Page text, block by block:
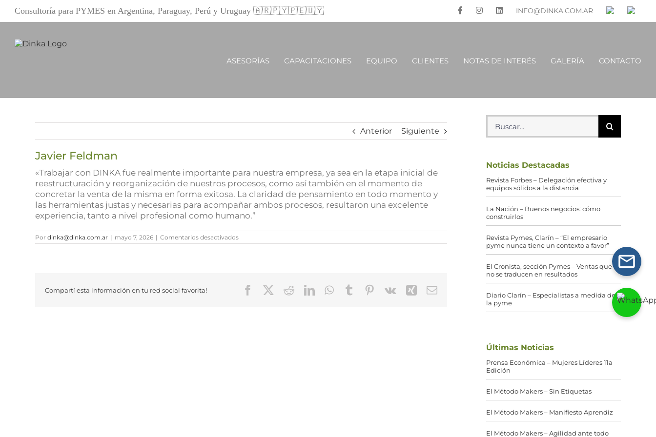
contenido
Consultoría para PYMES en Argentina, Paraguay, Perú y Uruguay 🇦🇷🇵🇾🇵🇪🇺🇾 INFO@DINKA.COM.AR
ASESORÍAS CAPACITACIONES EQUIPO CLIENTES NOTAS DE INTERÉS GALERÍA CONTACTO
Anterior Siguiente
Javier Feldman
«Trabajar con DINKA fue realmente importante para nuestra empresa, ya sea en la etapa inicial de
reestructuración y reorganización de nuestros procesos, como así también en el momento de
concretar la venta de la misma en forma exitosa. La claridad de pensamiento en todo momento y
las herramientas justas y necesarias para acompañar ambos procesos, resultaron una excelente
experiencia, tanto a nivel profesional como humano.”
Por dinka@dinka.com.ar | mayo 7, 2026 | Comentarios desactivadosen
Javier
Compartí esta información en tu red social favorita! FacebookRedditLinkedInWhatsApp
TumblrPinterest
Vk XingCorreo
Buscar:
Noticias Destacadas
Revista Forbes – Delegación efectiva y
equipos sólidos a la distancia
La Nación – Buenos negocios: cómo
construirlos
Revista Pymes, Clarín – “El empresario
pyme nunca tiene un contexto a favor”
El Cronista, sección Pymes – Ventas que
no se traducen en resultados
Diario Clarín – Especialistas a medida de
la pyme
Últimas Noticias
Prensa Económica – Mujeres Líderes 11a
Edición
El Método Makers – Sin Etiquetas
El Método Makers – Manifiesto Aprendiz
El Método Makers – Agilidad ante todo